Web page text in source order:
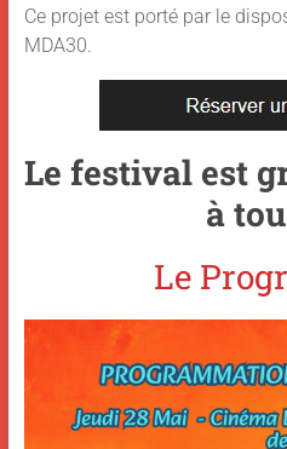
Ce projet est porté par le
MDA30.
Le festival est
à
Le